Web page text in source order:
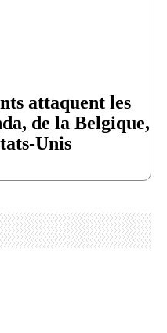
attaquent les
de la Belgique,
Unis